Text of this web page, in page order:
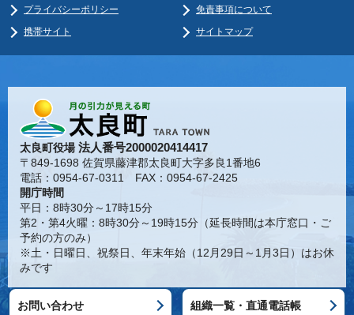
プライバシーポリシー
免責事項について
携帯サイト
サイトマップ
太良町役場法人番号2000020414417
〒849-1698 佐賀県藤津郡太良町大字多良1番地6
電話：0954-67-0311 FAX：0954-67-2425
開庁時間
平日：8時30分～17時15分
第2・第4火曜：8時30分～19時15分（延長時間は本庁窓口・ご
予約の方のみ）
※土・日曜日、祝祭日、年末年始（12月29日～1月3日）はお休
みです
お問い合わせ 組織一覧・直通電話帳